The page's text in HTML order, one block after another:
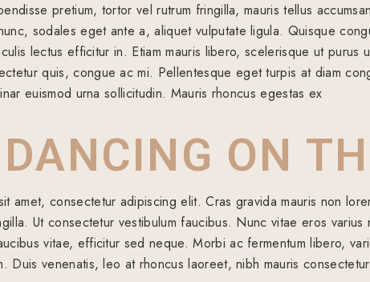
pretium, tortor vel rutrum fringilla, mauris tellus
sodales eget ante a, aliquet vulputate ligula. Quisque
lectus efficitur in. Etiam mauris libero, scelerisque ut
quis, congue ac mi. Pellentesque eget turpis at diam
euismod urna sollicitudin. Mauris rhoncus egestas ex
DANCING ON
amet, consectetur adipiscing elit. Cras gravida mauris non
Ut consectetur vestibulum faucibus. Nunc vitae eros
vitae, efficitur sed neque. Morbi ac fermentum libero,
Duis venenatis, leo at rhoncus laoreet, nibh mauris